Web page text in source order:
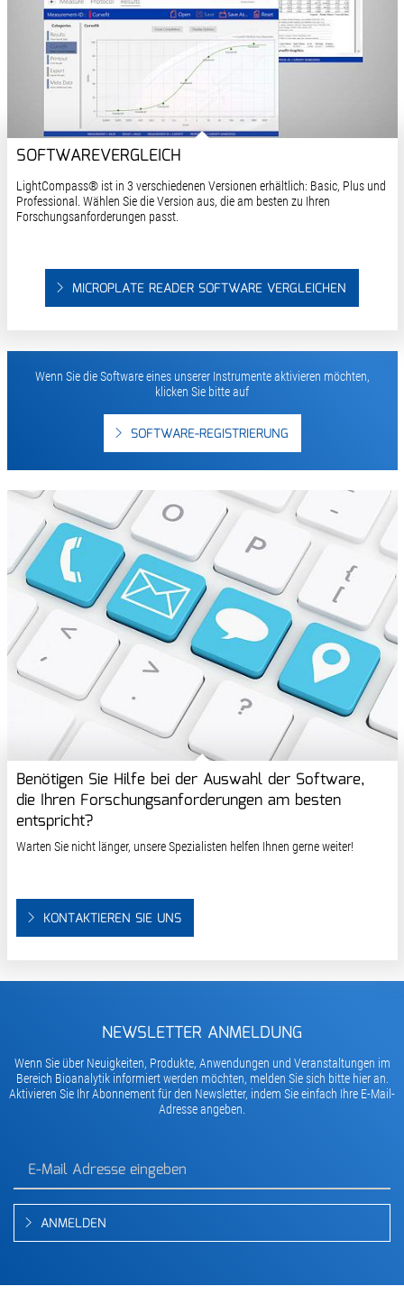
SOFTWAREVERGLEICH
LightCompass® ist in 3 verschiedenen Versionen erhältlich: Basic, Plus und
Professional. Wählen Sie die Version aus, die am besten zu Ihren
Forschungsanforderungen passt.
MICROPLATE READER SOFTWARE VERGLEICHEN
Wenn Sie die Software eines unserer Instrumente aktivieren möchten,
klicken Sie bitte auf
SOFTWARE-REGISTRIERUNG
Benötigen Sie Hilfe bei der Auswahl der Software,
die Ihren Forschungsanforderungen am besten
entspricht?
Warten Sie nicht länger, unsere Spezialisten helfen Ihnen gerne weiter!
KONTAKTIEREN SIE UNS
NEWSLETTER ANMELDUNG
Wenn Sie über Neuigkeiten, Produkte, Anwendungen und Veranstaltungen im
Bereich Bioanalytik informiert werden möchten, melden Sie sich bitte hier an.
Aktivieren Sie Ihr Abonnement für den Newsletter, indem Sie einfach Ihre E-Mail-
Adresse angeben.
ANMELDEN